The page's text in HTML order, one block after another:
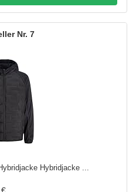
7
Hybridjacke ...